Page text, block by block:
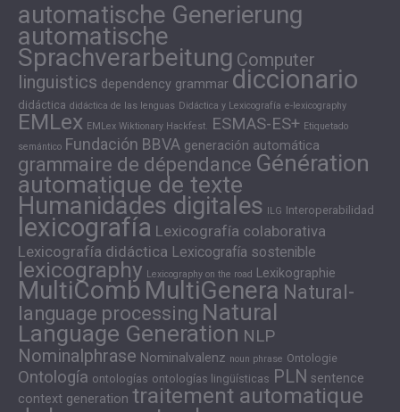
automatische Generierung
automatische
Sprachverarbeitung Computer
linguistics dependency grammar diccionario
didáctica didáctica de las lenguas Didáctica y Lexicografía e-lexicography
EMLex EMLex Wiktionary Hackfest. ESMAS-ES+ Etiquetado
semántico Fundación BBVA generación automática
grammaire de dépendance Génération
automatique de texte
Humanidades digitales ILG Interoperabilidad
lexicografía Lexicografía colaborativa
Lexicografía didáctica Lexicografía sostenible
lexicography Lexicography on the road Lexikographie
MultiComb MultiGenera Natural-
language processing Natural
Language Generation NLP
Nominalphrase Nominalvalenz noun phrase Ontologie
Ontología ontologías ontologías lingüísticas PLN sentence
context generation traitement automatique